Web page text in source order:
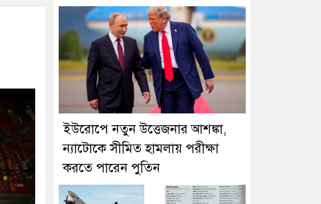
ইউরোপে নতুন উত্তেজনার আশঙ্কা,
ন্যাটোকে সীমিত হামলায় পরীক্ষা
করতে পারেন পুতিন